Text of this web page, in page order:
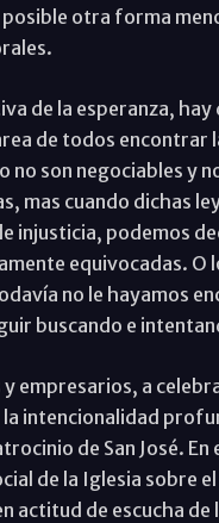
otra forma
de la esperanza,
de todos
no son negociables y
mas cuando dichas
injusticia, podemos
equivocadas.
no le hayamos
buscando e
empresarios, a
intencionalidad
de San José.
de la Iglesia sobre
actitud de escucha